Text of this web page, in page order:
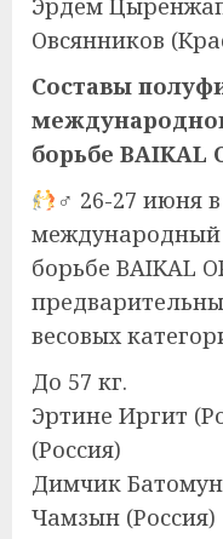
Овсянников
Составы
борьбе BAIKAL
‍♂ 26-27 июня
международный
борьбе BAIKAL
весовых
До 57 кг.
Эртине Иргит
(Россия)
Димчик
Чамзын (Россия)